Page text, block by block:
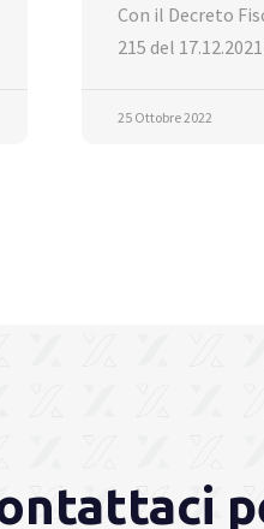
Con il Decreto
215 del
25 Ottobre 2022